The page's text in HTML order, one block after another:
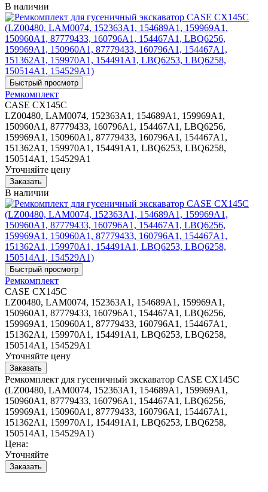
В наличии
Ремкомплект
CASE CX145C
LZ00480, LAM0074, 152363A1, 154689A1, 159969A1,
150960A1, 87779433, 160796A1, 154467A1, LBQ6256,
159969A1, 150960A1, 87779433, 160796A1, 154467A1,
151362A1, 159970A1, 154491A1, LBQ6253, LBQ6258,
150514A1, 154529A1
Уточняйте цену
В наличии
Ремкомплект
CASE CX145C
LZ00480, LAM0074, 152363A1, 154689A1, 159969A1,
150960A1, 87779433, 160796A1, 154467A1, LBQ6256,
159969A1, 150960A1, 87779433, 160796A1, 154467A1,
151362A1, 159970A1, 154491A1, LBQ6253, LBQ6258,
150514A1, 154529A1
Уточняйте цену
Ремкомплект для гусеничный экскаватор CASE CX145C
(LZ00480, LAM0074, 152363A1, 154689A1, 159969A1,
150960A1, 87779433, 160796A1, 154467A1, LBQ6256,
159969A1, 150960A1, 87779433, 160796A1, 154467A1,
151362A1, 159970A1, 154491A1, LBQ6253, LBQ6258,
150514A1, 154529A1)
Цена:
Уточняйте